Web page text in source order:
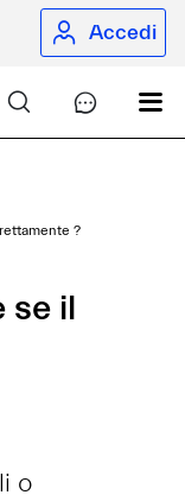
Accedi
?
se il
o